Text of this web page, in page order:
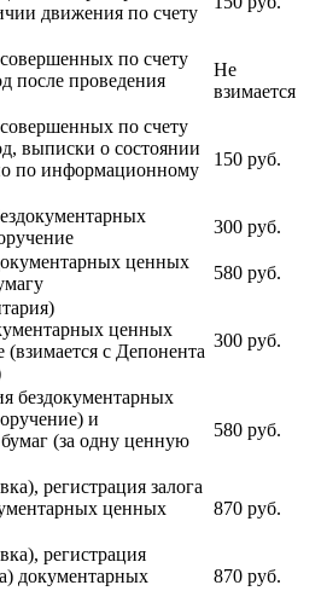
движения по счету
по счету
после проведения
Не
взимается
по счету
выписки о состоянии
по информационному
150 руб.
300 руб.
ценных
580 руб.
ценных
(взимается с Депонента
300 руб.
бездокументарных
и
(за одну ценную
580 руб.
регистрация залога
ценных
870 руб.
регистрация
документарных
870 руб.